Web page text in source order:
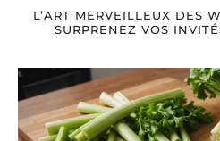
L’ART MERVEILLEUX DES
SURPRENEZ VOS